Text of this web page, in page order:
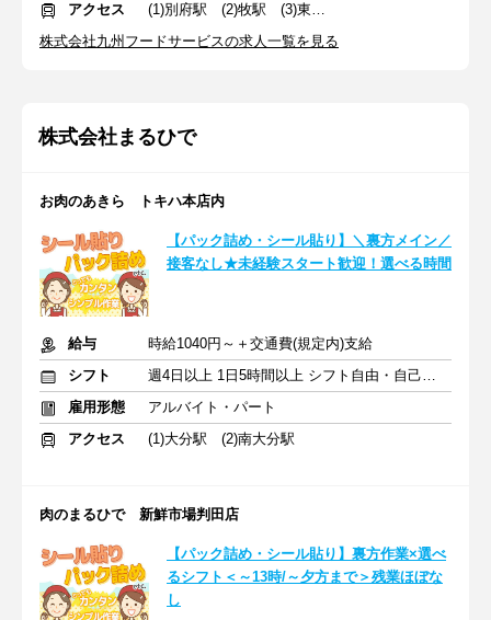
アクセス
(1)別府駅 (2)牧駅 (3)東中津駅
株式会社九州フードサービスの求人一覧を見る
株式会社まるひで
お肉のあきら トキハ本店内
【パック詰め・シール貼り】＼裏方メイン／
接客なし★未経験スタート歓迎！選べる時間
給与
時給1040円～＋交通費(規定内)支給
シフト
週4日以上 1日5時間以上 シフト自由・自己申告
雇用形態
アルバイト・パート
アクセス
(1)大分駅 (2)南大分駅
肉のまるひで 新鮮市場判田店
【パック詰め・シール貼り】裏方作業×選べ
るシフト＜～13時/～夕方まで＞残業ほぼな
し